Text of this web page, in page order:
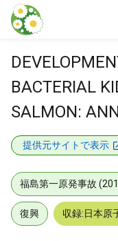
本文に飛ぶ
BACTERIAL
SALMON:
提供元サイトで表示
福島第一原発事故
復興 収録:日本原